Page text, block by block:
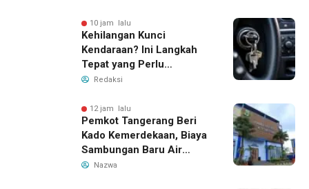
10 jam lalu
Kehilangan Kunci
Kendaraan? Ini Langkah
Tepat yang Perlu
Dilakukan
Redaksi
12 jam lalu
Pemkot Tangerang Beri
Kado Kemerdekaan, Biaya
Sambungan Baru Air
Bersih Dipangkas Jadi
Nazwa